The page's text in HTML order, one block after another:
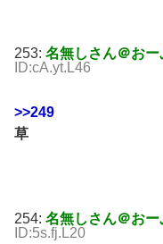
253: 名無しさん＠おー
ID:cA.yt.L46
>>249
草
254: 名無しさん＠おー
ID:5s.fj.L20